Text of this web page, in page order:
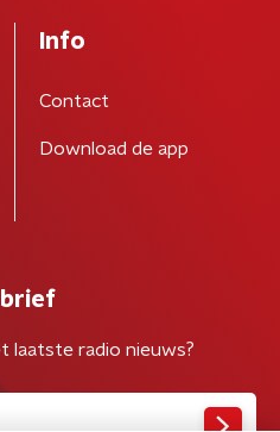
Info
Contact
Download de app
laatste radio nieuws?